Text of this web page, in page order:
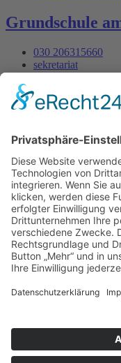
Grundschule
030 206315660
sekretariat
Mo - Fr : 07:30 -
Datenschutz
Webdesign